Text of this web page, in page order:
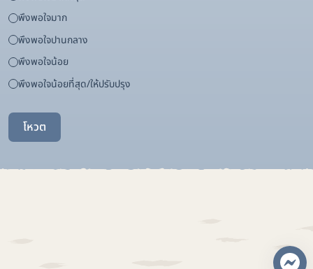
พึงพอใจมาก
พึงพอใจปานกลาง
พึงพอใจน้อย
พึงพอใจน้อยที่สุด/ให้ปรับปรุง
โหวต